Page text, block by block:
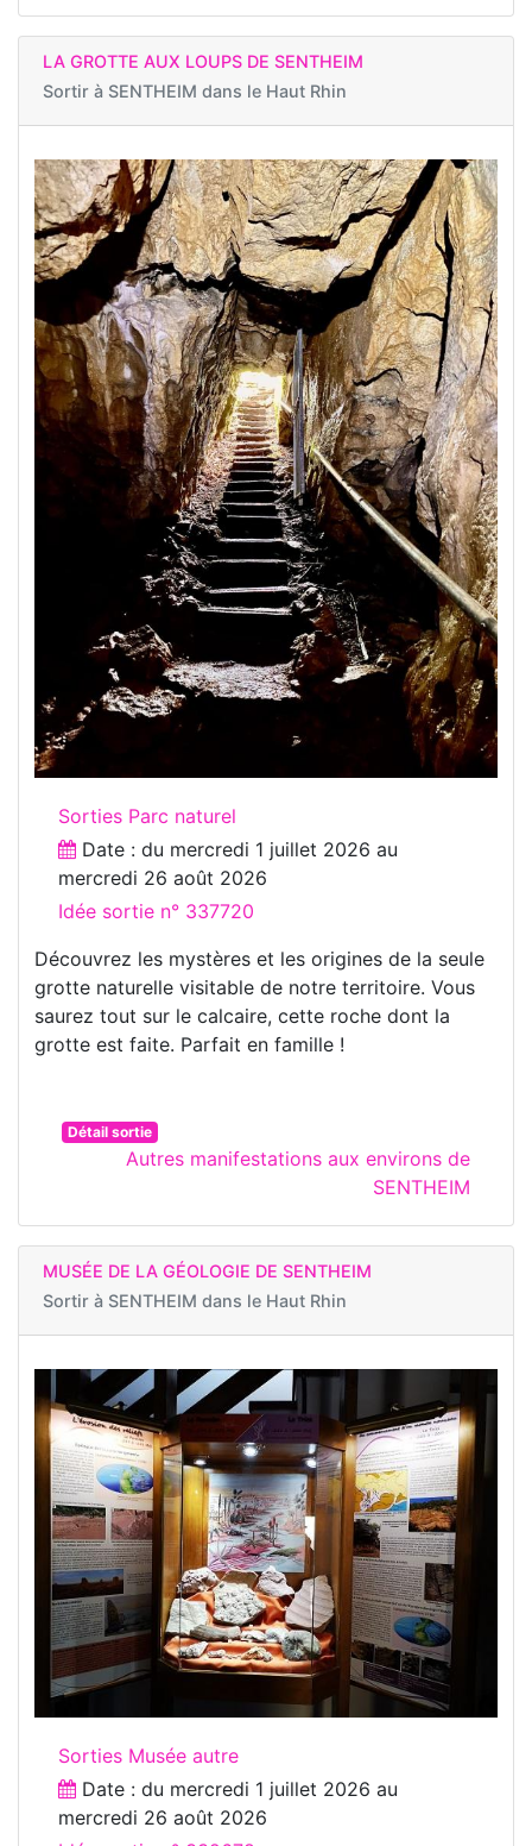
LA GROTTE AUX LOUPS DE SENTHEIM
Sortir à SENTHEIM dans le Haut Rhin
Sorties Parc naturel
Date : du mercredi 1 juillet 2026 au
mercredi 26 août 2026
Idée sortie n° 337720
Découvrez les mystères et les origines de la seule
grotte naturelle visitable de notre territoire. Vous
saurez tout sur le calcaire, cette roche dont la
grotte est faite. Parfait en famille !
Détail sortie
Autres manifestations aux environs de
SENTHEIM
MUSÉE DE LA GÉOLOGIE DE SENTHEIM
Sortir à SENTHEIM dans le Haut Rhin
Sorties Musée autre
Date : du mercredi 1 juillet 2026 au
mercredi 26 août 2026